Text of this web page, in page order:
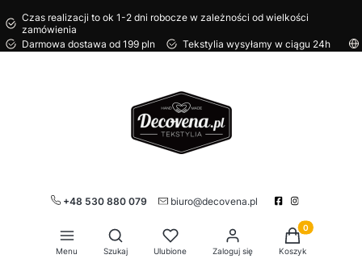
Czas realizacji to ok 1-2 dni robocze w zależności od wielkości
zamówienia
Darmowa dostawa od 199 pln
Tekstylia wysyłamy w ciągu 24h
+48 530 880 079 biuro@decovena.pl
Menu
Otwórz wyszukiwarkę
Szukaj Ulubione Zaloguj się
Produkty w
Koszyk